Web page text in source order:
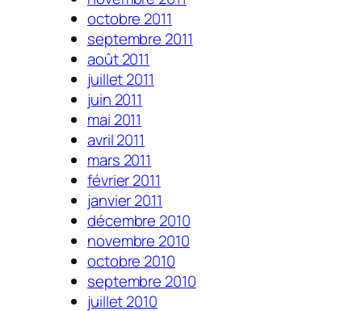
octobre 2011
septembre 2011
août 2011
juillet 2011
juin 2011
mai 2011
avril 2011
mars 2011
février 2011
janvier 2011
décembre 2010
novembre 2010
octobre 2010
septembre 2010
juillet 2010